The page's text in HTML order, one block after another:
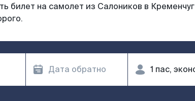
билет на самолет из Салоников в Кременчуг